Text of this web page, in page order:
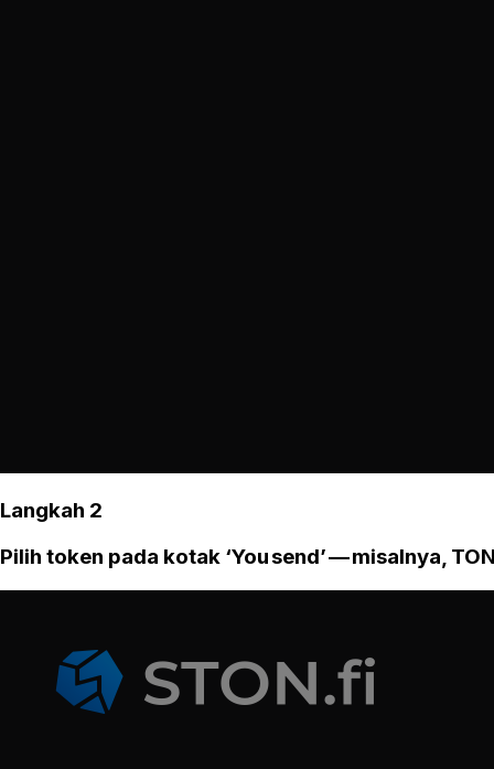
Langkah 2
Pilih token pada kotak ‘You send’ — misalnya,